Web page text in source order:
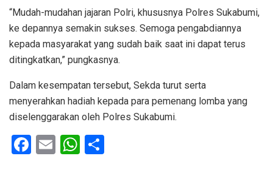
“Mudah-mudahan jajaran Polri, khususnya Polres Sukabumi,
ke depannya semakin sukses. Semoga pengabdiannya
kepada masyarakat yang sudah baik saat ini dapat terus
ditingkatkan,” pungkasnya.
Dalam kesempatan tersebut, Sekda turut serta
menyerahkan hadiah kepada para pemenang lomba yang
diselenggarakan oleh Polres Sukabumi.
F
E
W